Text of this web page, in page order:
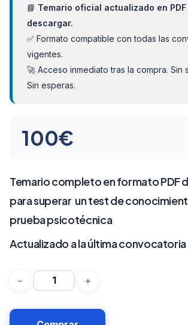
📘 Temario oficial actualizado en
descargar.
✅ Formato compatible con todas las
vigentes.
🚀 Acceso inmediato tras la compra. Sin
Sin esperas.
100€
Temario completo en formato PDF
para superar un test de
prueba psicotécnica
Actualizado a la última convocatoria